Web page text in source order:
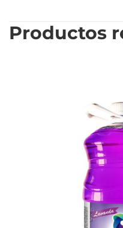
Productos